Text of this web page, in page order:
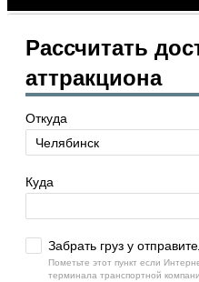
Рассчитать
аттракциона
Откуда
Куда
Забрать груз у
Пометьте этот пункт если
терминала транспортной